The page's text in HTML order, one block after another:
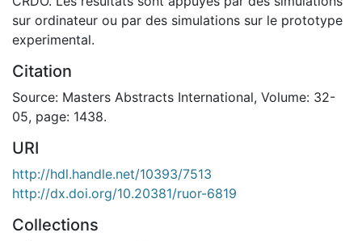
sur ordinateur ou par des simulations sur le prototype
experimental.
Citation
Source: Masters Abstracts International, Volume: 32-
05, page: 1438.
URI
http://hdl.handle.net/10393/7513
http://dx.doi.org/10.20381/ruor-6819
Collections